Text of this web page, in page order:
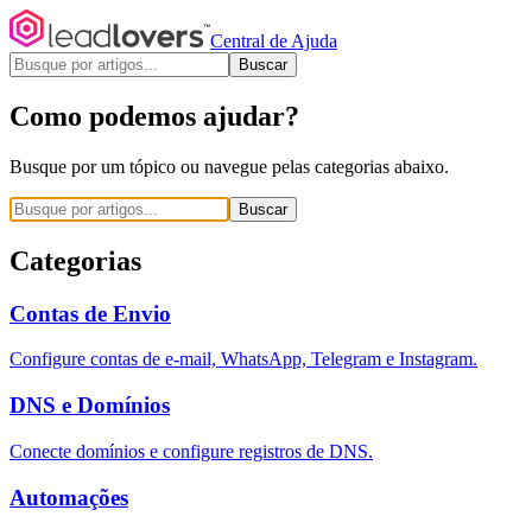
Central de Ajuda
Buscar
Como podemos ajudar?
Busque por um tópico ou navegue pelas categorias abaixo.
Buscar
Categorias
Contas de Envio
Configure contas de e-mail, WhatsApp, Telegram e Instagram.
DNS e Domínios
Conecte domínios e configure registros de DNS.
Automações